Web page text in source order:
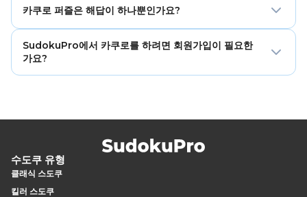
된 9×9 박스를 사용합니다.
없습니다. 하지만 격자의 다른 줄에서는 같은 숫자가 다시 나
올 수 있습니다.
카쿠로 퍼즐은 해답이 하나뿐인가요?
적 추론만으로 도달할 수 있는 유일한 해답이 있으며, 추측은
필요하지 않습니다.
SudokuPro에서 카쿠로를 하려면 회원가입이 필요한
가요?
수도쿠 유형
클래식 스도쿠
킬러 스도쿠